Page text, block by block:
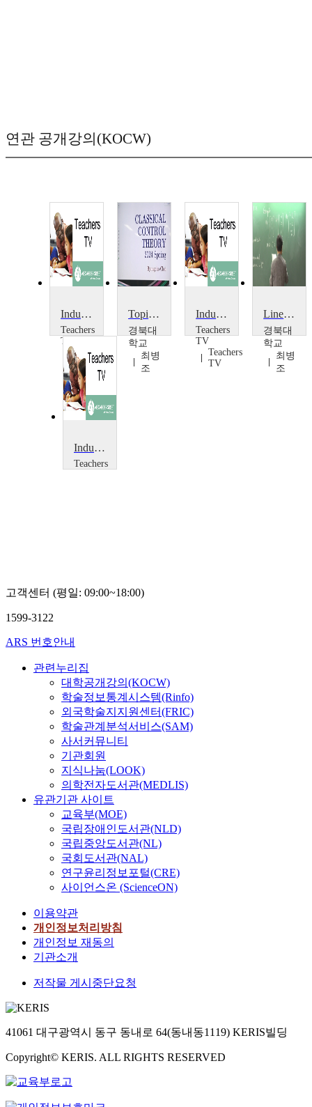
연관 공개강의(KOCW)
Induction
Teachers
TV
Teachers
TV
Topics in Control Engineering2(Classical Control Theory)
경북대
학교
최병
조
Induction and Lesson Observation: Primary
Teachers
TV
Teachers
TV
Linear Algebra
경북대
학교
최병
조
Induction and Lesson Observation: Secondary
Teachers
고객센터 (평일: 09:00~18:00)
1599-3122
ARS 번호안내
관련누리집
대학공개강의(KOCW)
학술정보통계시스템(Rinfo)
외국학술지지원센터(FRIC)
학술관계분석서비스(SAM)
사서커뮤니티
기관회원
지식나눔(LOOK)
의학전자도서관(MEDLIS)
유관기관 사이트
교육부(MOE)
국립장애인도서관(NLD)
국립중앙도서관(NL)
국회도서관(NAL)
연구윤리정보포털(CRE)
사이언스온 (ScienceON)
이용약관
개인정보처리방침
개인정보 재동의
기관소개
저작물 게시중단요청
41061 대구광역시 동구 동내로 64(동내동1119) KERIS빌딩
Copyright© KERIS. ALL RIGHTS RESERVED